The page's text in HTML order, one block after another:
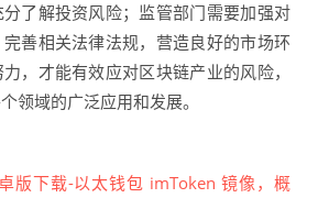
了解投资风险；监管部门需要加强对
善相关法律法规，营造良好的市场环
，才能有效应对区块链产业的风险，
领域的广泛应用和发展。
版下载-以太钱包 imToken 镜像，概